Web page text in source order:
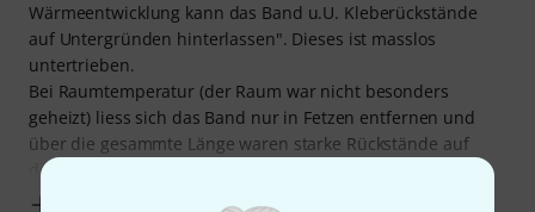
Wärmeentwicklung kann das Band u.U. Kleberückstände
auf Untergründen hinterlassen". Dieses ist masslos
untertrieben.
Bei Raumtemperatur (der Raum war nicht besonders
geheizt) liess sich das Band nur in Fetzen entfernen und
über die gesammte Länge waren starke Rückstände auf
dem Steinboden da, die wir mühsam